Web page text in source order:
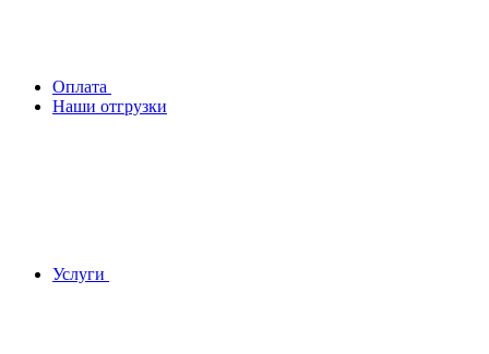
Оплата
Наши отгрузки
Услуги